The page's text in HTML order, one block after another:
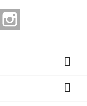
YouTube

